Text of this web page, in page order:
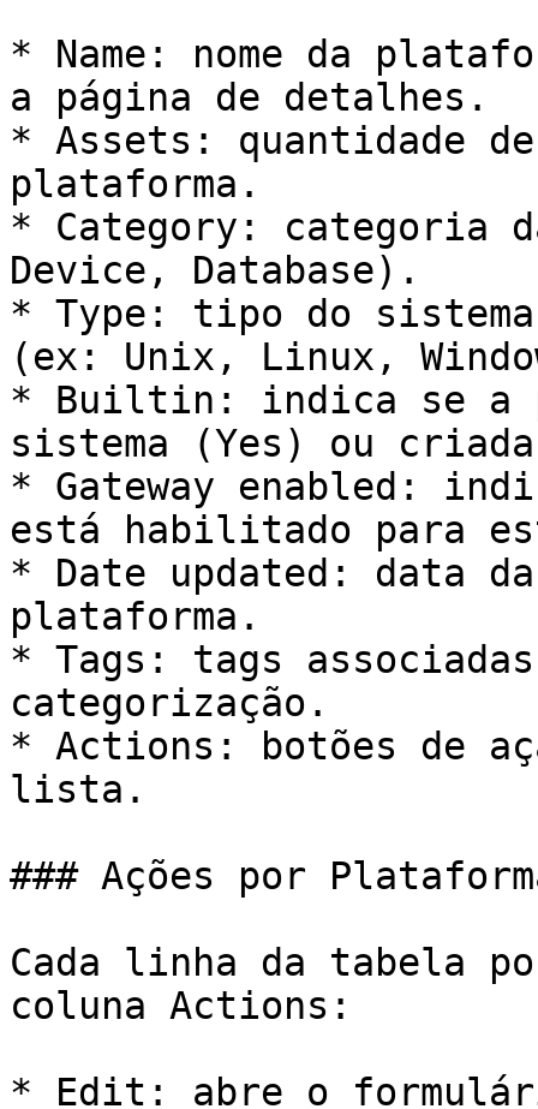
* Name: nome da
a página de detalhes.
* Assets: quantidade
plataforma.
* Category: categoria
Device, Database).
* Type: tipo do
(ex: Unix, Linux,
* Builtin: indica se a
sistema (Yes) ou
* Gateway enabled:
está habilitado para
* Date updated: data
plataforma.
* Tags: tags
categorização.
* Actions: botões de
lista.
### Ações por
Cada linha da tabela
coluna Actions:
* Edit: abre o